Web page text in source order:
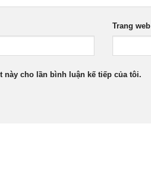
Trang web
này cho lần bình luận kế tiếp của tôi.